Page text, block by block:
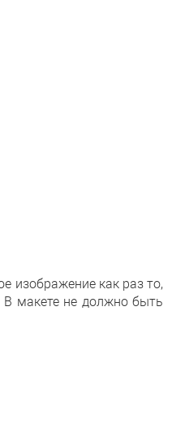
изображение как раз то,
В макете не должно быть